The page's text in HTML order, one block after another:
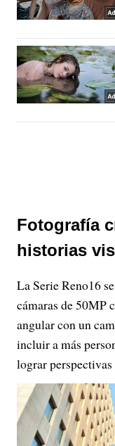
Fotografía
historias
La Serie Reno16
cámaras de 50MP
angular con un
incluir a más
lograr